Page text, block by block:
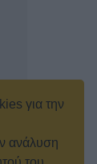
για την
ανάλυση